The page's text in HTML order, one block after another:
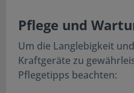
Pflege und
Um die Langlebigkeit
Kraftgeräte zu
Pflegetipps beachten: